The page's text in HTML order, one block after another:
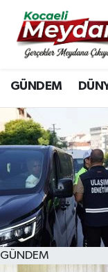
GÜNDEM
GÜNDEM
Nöbetçi
Hava
Trafik
Süper Lig
Tüm
Son Dakika
Haber Arşivi